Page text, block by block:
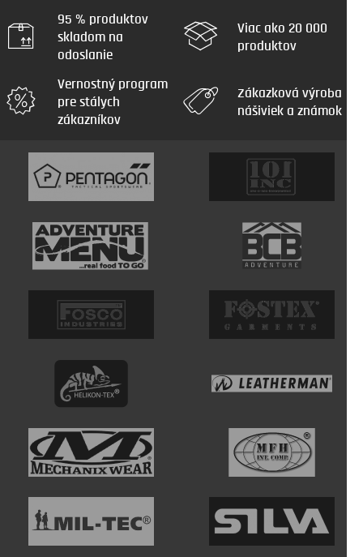
95 % produktov
skladom na
odoslanie
Viac ako 20 000
produktov
Vernostný program
pre stálych
zákazníkov
Zákazková výroba
nášiviek a známok